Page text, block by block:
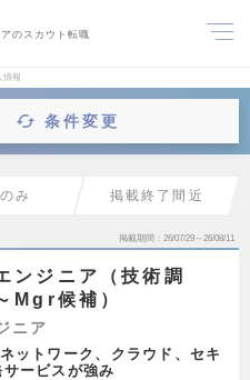
のスカウト転職
情報
条件変更
み 掲載終了間近
掲載期間 26/07/29～26/08/11
ンジニア（技術調
Mgr候補）
ニア
トワーク、クラウド、セキ
ービスが強み